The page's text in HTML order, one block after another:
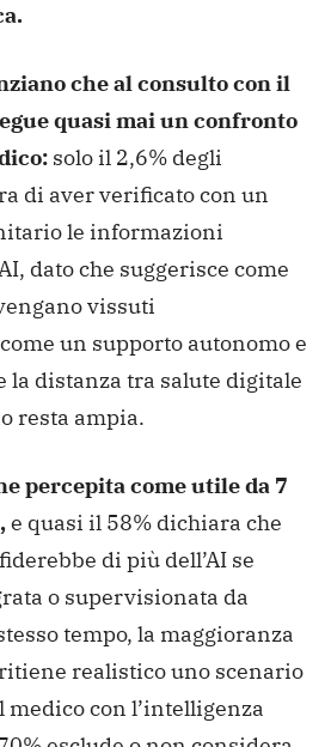
che al consulto con il
quasi mai un confronto
solo il 2,6% degli
di aver verificato con un
le informazioni
dato che suggerisce come
vissuti
un supporto autonomo e
la distanza tra salute digitale
resta ampia.
percepita come utile da 7
e quasi il 58% dichiara che
di più dell’AI se
o supervisionata da
tempo, la maggioranza
realistico uno scenario
con l’intelligenza